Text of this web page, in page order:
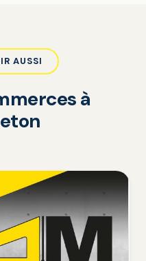
AUSSI
à